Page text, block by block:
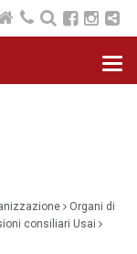
Organi di
consiliari Usai